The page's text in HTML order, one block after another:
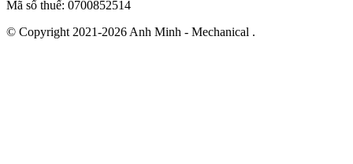
Mã số thuế: 0700852514
© Copyright 2021-2026 Anh Minh - Mechanical .